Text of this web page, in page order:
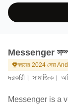
Messenger
বছরের 2024 সেরা
দরকারী। সামাজিক।
Messenger is a